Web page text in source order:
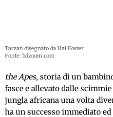
Tarzan disegnato da Hal Foster.
Fonte: bdzoom.com
the Apes, storia di un
fasce e allevato dalle
jungla africana una volta
ha un successo immediato